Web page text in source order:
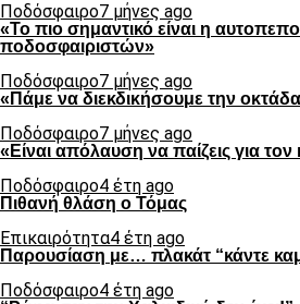
Ποδόσφαιρο7 μήνες ago
«Το πιο σημαντικό είναι η
ποδοσφαιριστών»
Ποδόσφαιρο7 μήνες ago
«Πάμε να διεκδικήσουμε την
Ποδόσφαιρο7 μήνες ago
«Είναι απόλαυση να παίζεις για
Ποδόσφαιρο4 έτη ago
Πιθανή θλάση ο Τόμας
Επικαιρότητα4 έτη ago
Παρουσίαση με… πλακάτ “κάντε
Ποδόσφαιρο4 έτη ago